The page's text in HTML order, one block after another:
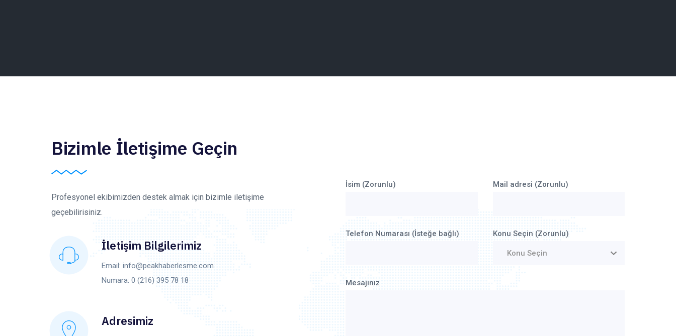
Bizimle İletişime Geçin
Profesyonel ekibimizden destek almak için bizimle iletişime
geçebilirisiniz.
İletişim Bilgilerimiz
Email: info@peakhaberlesme.com
Numara: 0 (216) 395 78 18
Adresimiz
İsim (Zorunlu) Mail adresi (Zorunlu)
Telefon Numarası (İsteğe bağlı) Konu Seçin (Zorunlu)
Mesajınız